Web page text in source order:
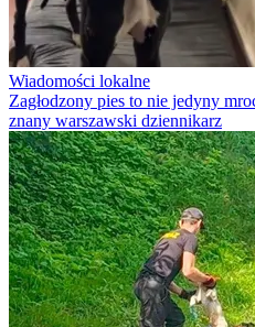
Wiadomości lokalne
Zagłodzony pies to nie jedyny
znany warszawski dziennikarz